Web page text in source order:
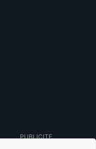
PUBLICITE